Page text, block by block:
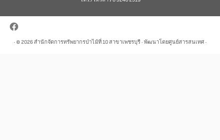
· © 2026สำนักจัดการทรัพยากรป่าไม้ที่ 10 สาขาเพชรบุรี· พัฒนาโดยศูนย์สารสนเทศ ·